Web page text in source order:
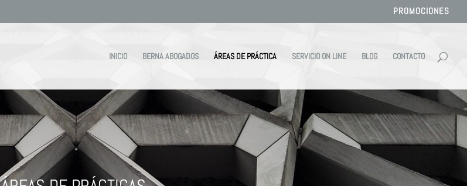
PROMOCIONES
INICIO BERNA ABOGADOS ÁREAS DE PRÁCTICA SERVICIO ON LINE BLOG CONTACTO